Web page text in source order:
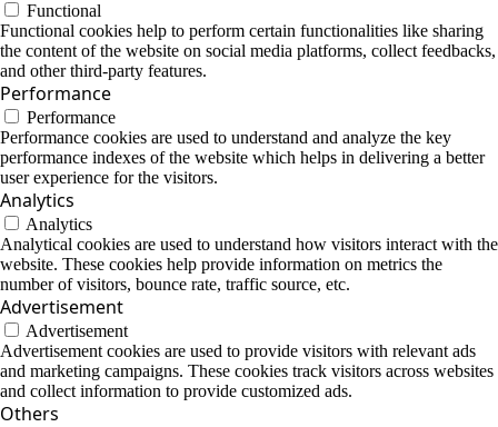
Functional
Functional cookies help to perform certain functionalities like sharing
the content of the website on social media platforms, collect feedbacks,
and other third-party features.
Performance
Performance
Performance cookies are used to understand and analyze the key
performance indexes of the website which helps in delivering a better
user experience for the visitors.
Analytics
Analytics
Analytical cookies are used to understand how visitors interact with the
website. These cookies help provide information on metrics the
number of visitors, bounce rate, traffic source, etc.
Advertisement
Advertisement
Advertisement cookies are used to provide visitors with relevant ads
and marketing campaigns. These cookies track visitors across websites
and collect information to provide customized ads.
Others